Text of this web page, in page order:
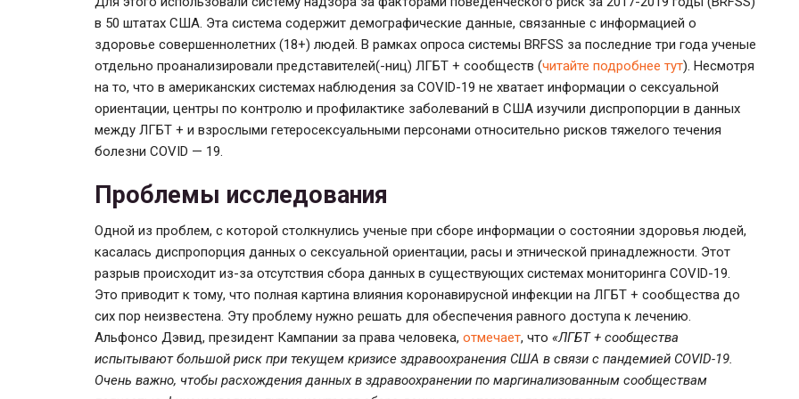
в 50 штатах США. Эта система содержит демографические данные, связанные с информацией о
здоровье совершеннолетних (18+) людей. В рамках опроса системы BRFSS за последние три года ученые
отдельно проанализировали представителей(-ниц) ЛГБТ + сообществ (читайте подробнее тут). Несмотря
на то, что в американских системах наблюдения за COVID-19 не хватает информации о сексуальной
ориентации, центры по контролю и профилактике заболеваний в США изучили диспропорции в данных
между ЛГБТ + и взрослыми гетеросексуальными персонами относительно рисков тяжелого течения
болезни СOVID — 19.
Проблемы исследования
Одной из проблем, с которой столкнулись ученые при сборе информации о состоянии здоровья людей,
касалась диспропорция данных о сексуальной ориентации, расы и этнической принадлежности. Этот
разрыв происходит из-за отсутствия сбора данных в существующих системах мониторинга COVID-19.
Это приводит к тому, что полная картина влияния коронавирусной инфекции на ЛГБТ + сообщества до
сих пор неизвестена. Эту проблему нужно решать для обеспечения равного доступа к лечению.
Альфонсо Дэвид, президент Кампании за права человека, отмечает, что «ЛГБТ + сообщества
испытывают большой риск при текущем кризисе здравоохранения США в связи с пандемией COVID-19.
Очень важно, чтобы расхождения данных в здравоохранении по маргинализованным сообществам